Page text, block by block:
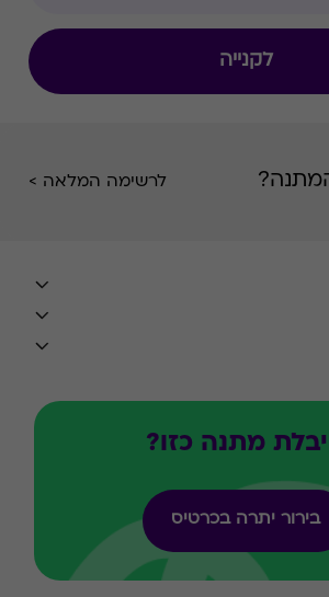
לקנייה
לרשימה המלאה >
מתנה כזו?
בירור יתרה בכרטיס